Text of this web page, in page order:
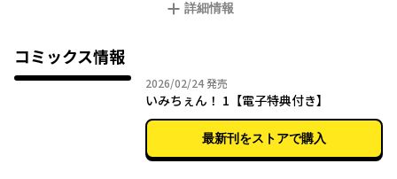
から、モモの平凡な日常は大きく変わっていく！
相棒の文房師・矢神くんの主従（？）バディで鬼と戦え！
第２回角川つばさ文庫小説賞金賞受賞作のシリーズ第１作目を漫
詳細情報
コミックス情報
2026/02/242026年02月24日
発売
いみちぇん！ 1【電子特典付き】
最新刊をストアで購入